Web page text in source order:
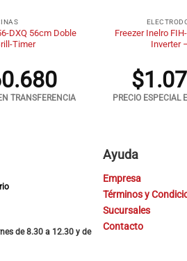
DXQ 56cm Doble
Timer
TRANSFERENCIA
Freezer Inelro
Inverter
$
PRECIO ESPECIAL
de 8.30 a 12.30 y de
Ayuda
Empresa
Términos y
Sucursales
Contacto